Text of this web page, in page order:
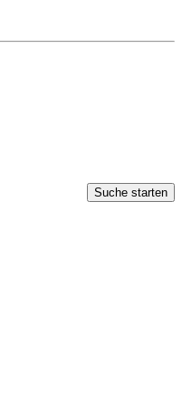
Suche starten